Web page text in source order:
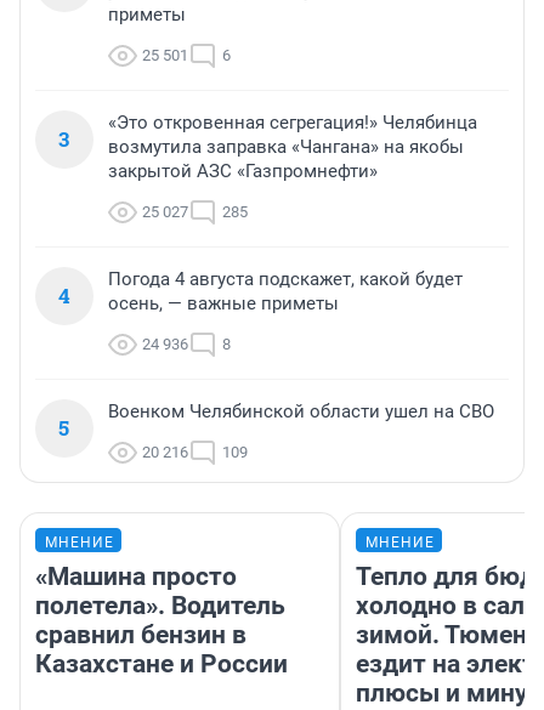
приметы
25 501 6
3
«Это откровенная сегрегация!» Челябинца
возмутила заправка «Чангана» на якобы
закрытой АЗС «Газпромнефти»
25 027 285
4
Погода 4 августа подскажет, какой будет
осень, — важные приметы
24 936 8
5
Военком Челябинской области ушел на СВО
20 216 109
МНЕНИЕ
«Машина просто
полетела». Водитель
сравнил бензин в
Казахстане и России
МНЕНИЕ
Тепло для
холодно в
зимой.
ездит на
плюсы и